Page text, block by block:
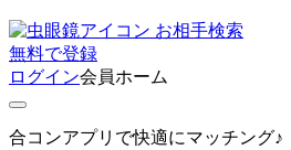
お相手検索
無料で登録
ログイン会員ホーム
合コンアプリで快適にマッチング♪